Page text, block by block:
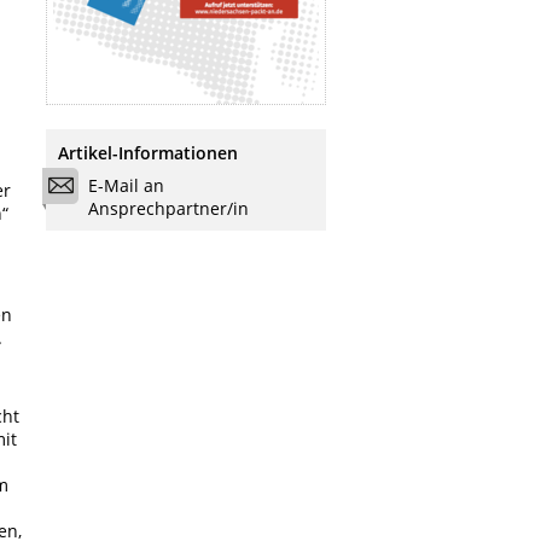
Artikel-Informationen
E-Mail an
Ansprechpartner/in